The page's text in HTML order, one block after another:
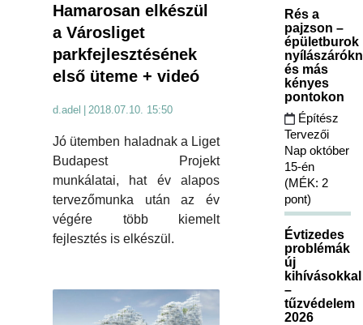
Hamarosan elkészül
a Városliget
parkfejlesztésének
első üteme + videó
d.adel | 2018.07.10. 15:50
Jó ütemben haladnak a Liget
Budapest Projekt
munkálatai, hat év alapos
tervezőmunka után az év
végére több kiemelt
fejlesztés is elkészül.
Rés a
pajzson –
épületburok
és más
kényes
pontokon
Építész
Tervezői
Nap október
15-én
(MÉK: 2
pont)
Évtizedes
problémák
új
kihívásokkal
–
tűzvédelem
2026